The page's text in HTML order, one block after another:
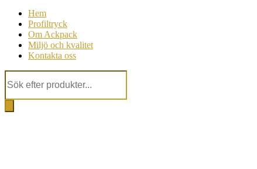
Hem
Profiltryck
Om Ackpack
Miljö och kvalitet
Kontakta oss
Products
search